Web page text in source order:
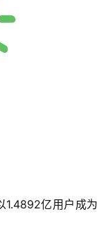
1.4892亿用户成为